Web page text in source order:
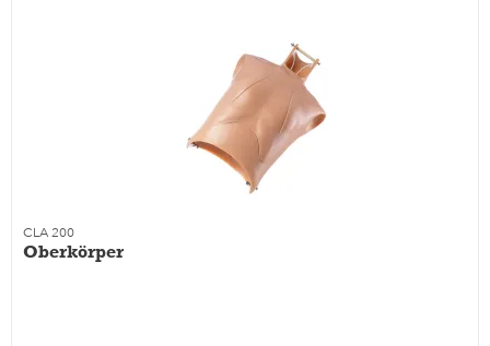
CLA 200
Oberkörper